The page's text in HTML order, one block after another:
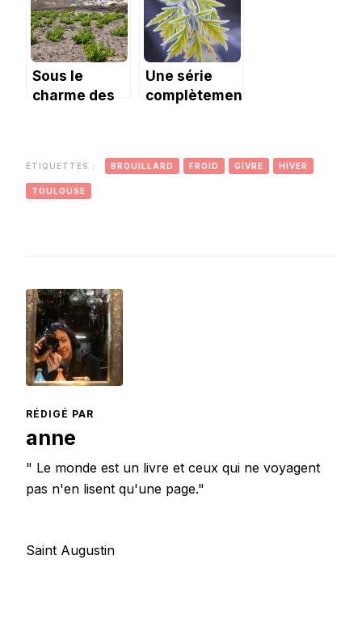
Sous le
charme des
Une série
complètement
ÉTIQUETTES : BROUILLARD FROID GIVRE HIVER
TOULOUSE
RÉDIGÉ PAR
anne
" Le monde est un livre et ceux qui ne voyagent
pas n'en lisent qu'une page."
Saint Augustin